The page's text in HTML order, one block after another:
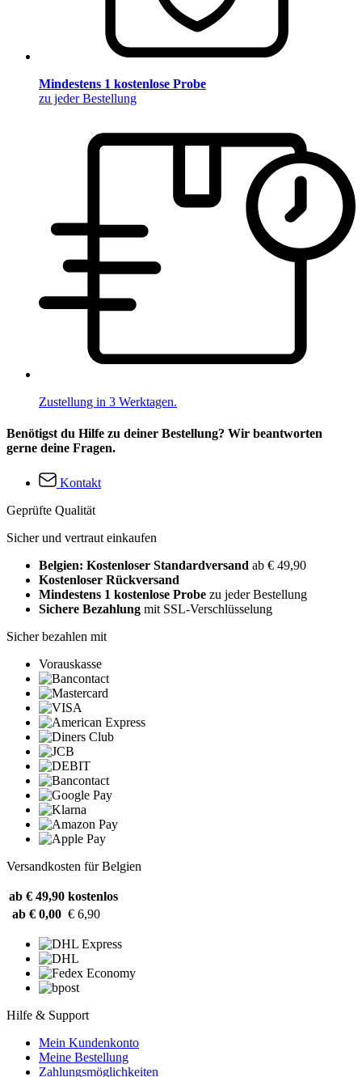
Mindestens 1 kostenlose Probe
zu jeder Bestellung
Zustellung in 3 Werktagen.
Benötigst du Hilfe zu deiner Bestellung? Wir beantworten
gerne deine Fragen.
Kontakt
Geprüfte Qualität
Sicher und vertraut einkaufen
Belgien: Kostenloser Standardversand ab € 49,90
Kostenloser Rückversand
Mindestens 1 kostenlose Probe zu jeder Bestellung
Sichere Bezahlung mit SSL-Verschlüsselung
Sicher bezahlen mit
Vorauskasse
Versandkosten für Belgien
ab € 49,90 kostenlos
ab € 0,00 € 6,90
Hilfe & Support
Mein Kundenkonto
Meine Bestellung
Zahlungsmöglichkeiten